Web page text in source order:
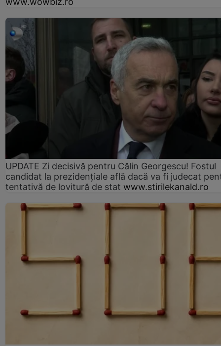
UPDATE Zi decisivă pentru Călin Georgescu! Fostul
candidat la prezidențiale află dacă va fi judecat
tentativă de lovitură de stat www.stirilekanald.ro